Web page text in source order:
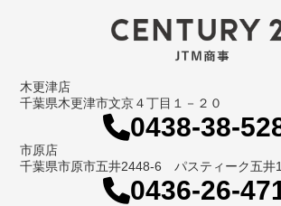
木更津店
千葉県木更津市文京４丁目１－２０
0438-38-
市原店
千葉県市原市五井2448-6 パスティーク五井
0436-26-